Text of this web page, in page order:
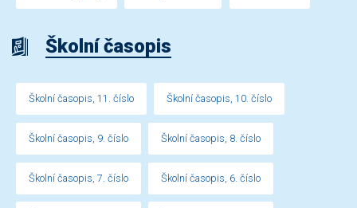
Školní časopis
Školní časopis, 11. číslo Školní časopis, 10. číslo
Školní časopis, 9. číslo Školní časopis, 8. číslo
Školní časopis, 7. číslo Školní časopis, 6. číslo